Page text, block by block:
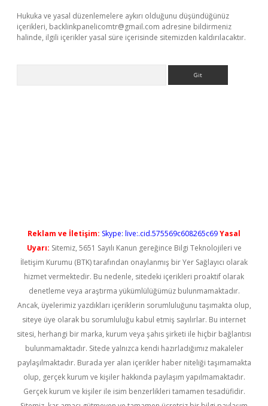
Hukuka ve yasal düzenlemelere aykırı olduğunu düşündüğünüz
içerikleri, backlinkpanelicomtr@gmail.com adresine bildirmeniz
halinde, ilgili içerikler yasal süre içerisinde sitemizden kaldırılacaktır.
Reklam ve İletişim: Skype: live:.cid.575569c608265c69Yasal
Uyarı: Sitemiz, 5651 Sayılı Kanun gereğince Bilgi Teknolojileri ve
İletişim Kurumu (BTK) tarafından onaylanmış bir Yer Sağlayıcı olarak
hizmet vermektedir. Bu nedenle, sitedeki içerikleri proaktif olarak
denetleme veya araştırma yükümlülüğümüz bulunmamaktadır.
Ancak, üyelerimiz yazdıkları içeriklerin sorumluluğunu taşımakta olup,
siteye üye olarak bu sorumluluğu kabul etmiş sayılırlar. Bu internet
sitesi, herhangi bir marka, kurum veya şahıs şirketi ile hiçbir bağlantısı
bulunmamaktadır. Sitede yalnızca kendi hazırladığımız makaleler
paylaşılmaktadır. Burada yer alan içerikler haber niteliği taşımamakta
olup, gerçek kurum ve kişiler hakkında paylaşım yapılmamaktadır.
Gerçek kurum ve kişiler ile isim benzerlikleri tamamen tesadüfidir.